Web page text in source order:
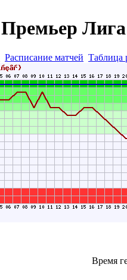
Премьер Лига
Расписание матчей Таблица
Время